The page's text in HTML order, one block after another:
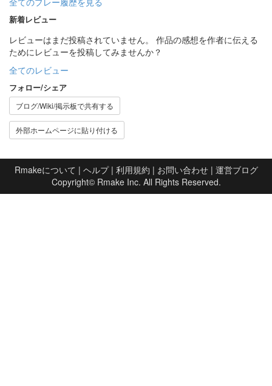
新着レビュー
レビューはまだ投稿されていません。 作品の感想を作者に伝える
ためにレビューを投稿してみませんか？
全てのレビュー
フォロー/シェア
ブログ/Wiki/掲示板で共有する
外部ホームページに貼り付ける
Rmakeについて | ヘルプ| 利用規約 | お問い合わせ| 運営ブログ
Copyright© Rmake Inc. All Rights Reserved.